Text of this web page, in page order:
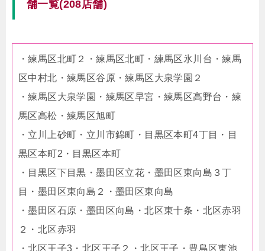
舗一覧(208店舗)
・練馬区北町２・練馬区北町・練馬区氷川台・練馬
区中村北・練馬区谷原・練馬区大泉学園２
・練馬区大泉学園・練馬区早宮・練馬区高野台・練
馬区高松・練馬区旭町
・立川上砂町・立川市錦町・目黒区本町4丁目・目
黒区本町2・目黒区本町
・目黒区下目黒・墨田区立花・墨田区東向島３丁
目・墨田区東向島２・墨田区東向島
・墨田区石原・墨田区向島・北区東十条・北区赤羽
２・北区赤羽
・北区王子3・北区王子２・北区王子・豊島区東池